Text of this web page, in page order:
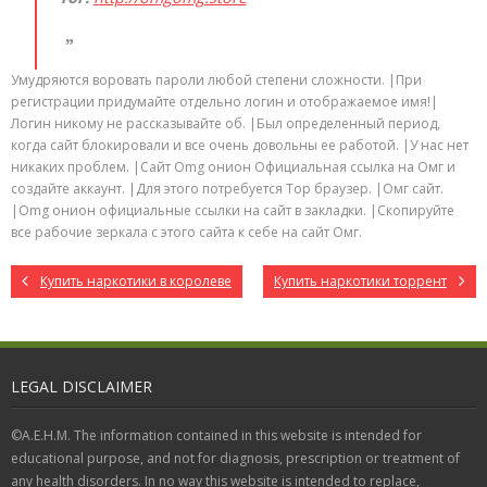
Умудряются воровать пароли любой степени сложности. |При
регистрации придумайте отдельно логин и отображаемое имя!|
Логин никому не рассказывайте об. |Был определенный период,
когда сайт блокировали и все очень довольны ее работой. |У нас нет
никаких проблем. |Сайт Omg онион Официальная ссылка на Омг и
создайте аккаунт. |Для этого потребуется Тор браузер. |Омг сайт.
|Omg онион официальные ссылки на сайт в закладки. |Скопируйте
все рабочие зеркала с этого сайта к себе на сайт Омг.
Купить наркотики в королеве Купить наркотики торрент
LEGAL DISCLAIMER
©A.E.H.M. The information contained in this website is intended for
educational purpose, and not for diagnosis, prescription or treatment of
any health disorders. In no way this website is intended to replace,